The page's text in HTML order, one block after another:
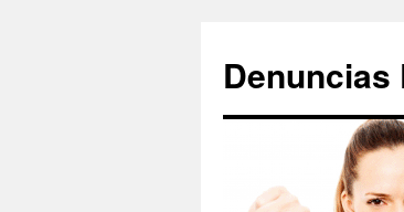
contenido
Denuncias